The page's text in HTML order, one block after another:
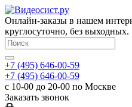
Онлайн-заказы в нашем
круглосуточно, без выходных.
+7 (495) 646-00-59
+7 (495) 646-00-59
с 10-00 до 20-00 по Москве
Заказать звонок